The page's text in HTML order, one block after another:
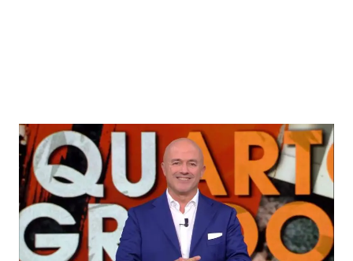
ShowBiz
News Cinema
News Musica
News Spettacolo
Social News
News dal mondo